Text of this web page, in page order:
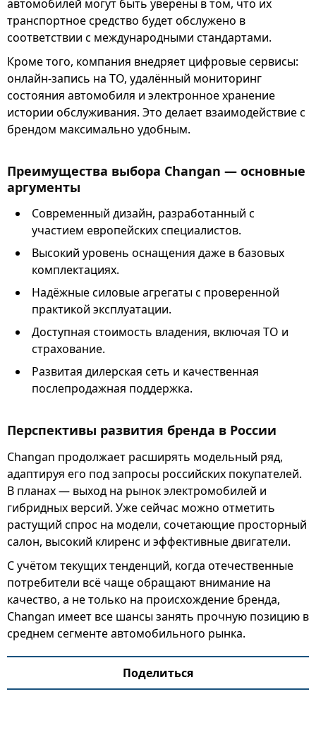
автомобилей могут быть уверены в том, что их
транспортное средство будет обслужено в
соответствии с международными стандартами.
Кроме того, компания внедряет цифровые сервисы:
онлайн-запись на ТО, удалённый мониторинг
состояния автомобиля и электронное хранение
истории обслуживания. Это делает взаимодействие с
брендом максимально удобным.
Преимущества выбора Changan — основные
аргументы
Современный дизайн, разработанный с
участием европейских специалистов.
Высокий уровень оснащения даже в базовых
комплектациях.
Надёжные силовые агрегаты с проверенной
практикой эксплуатации.
Доступная стоимость владения, включая ТО и
страхование.
Развитая дилерская сеть и качественная
послепродажная поддержка.
Перспективы развития бренда в России
Changan продолжает расширять модельный ряд,
адаптируя его под запросы российских покупателей.
В планах — выход на рынок электромобилей и
гибридных версий. Уже сейчас можно отметить
растущий спрос на модели, сочетающие просторный
салон, высокий клиренс и эффективные двигатели.
С учётом текущих тенденций, когда отечественные
потребители всё чаще обращают внимание на
качество, а не только на происхождение бренда,
Changan имеет все шансы занять прочную позицию в
среднем сегменте автомобильного рынка.
Поделиться